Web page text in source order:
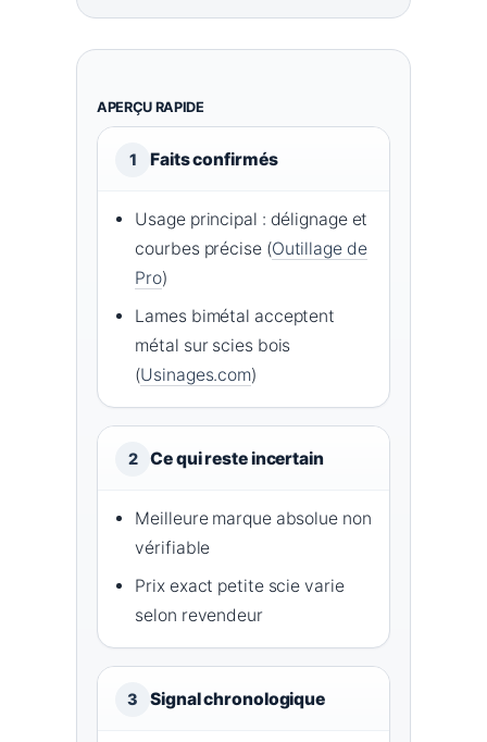
APERÇU RAPIDE
1 Faits confirmés
Usage principal : délignage et
courbes précise (Outillage de
Pro)
Lames bimétal acceptent
métal sur scies bois
(Usinages.com)
2 Ce qui reste incertain
Meilleure marque absolue non
vérifiable
Prix exact petite scie varie
selon revendeur
3 Signal chronologique